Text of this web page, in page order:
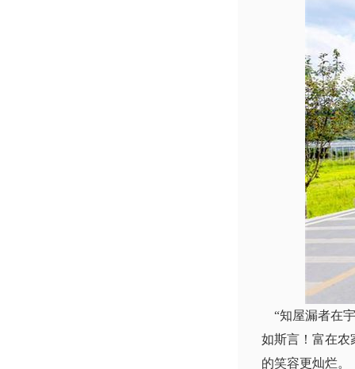
“知屋漏者在
如斯言！富在农
的笑容更灿烂。